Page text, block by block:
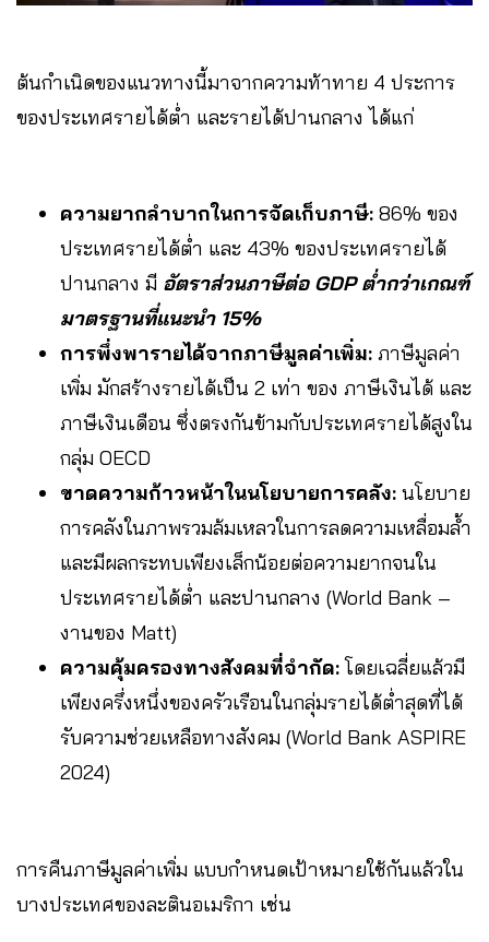
ต้นกำเนิดของแนวทางนี้มาจากความท้าทาย 4 ประการ
ของประเทศรายได้ต่ำ และรายได้ปานกลาง ได้แก่
ความยากลำบากในการจัดเก็บภาษี: 86% ของ
ประเทศรายได้ต่ำ และ 43% ของประเทศรายได้
ปานกลาง มี อัตราส่วนภาษีต่อ GDP ต่ำกว่าเกณฑ์
มาตรฐานที่แนะนำ 15%
การพึ่งพารายได้จากภาษีมูลค่าเพิ่ม: ภาษีมูลค่า
เพิ่ม มักสร้างรายได้เป็น 2 เท่า ของ ภาษีเงินได้ และ
ภาษีเงินเดือน ซึ่งตรงกันข้ามกับประเทศรายได้สูงใน
กลุ่ม OECD
ขาดความก้าวหน้าในนโยบายการคลัง: นโยบาย
การคลังในภาพรวมล้มเหลวในการลดความเหลื่อมล้ำ
และมีผลกระทบเพียงเล็กน้อยต่อความยากจนใน
ประเทศรายได้ต่ำ และปานกลาง (World Bank –
งานของ Matt)
ความคุ้มครองทางสังคมที่จำกัด:โดยเฉลี่ยแล้วมี
เพียงครึ่งหนึ่งของครัวเรือนในกลุ่มรายได้ต่ำสุดที่ได้
รับความช่วยเหลือทางสังคม (World Bank ASPIRE
2024)
การคืนภาษีมูลค่าเพิ่ม แบบกำหนดเป้าหมายใช้กันแล้วใน
บางประเทศของละตินอเมริกา เช่น